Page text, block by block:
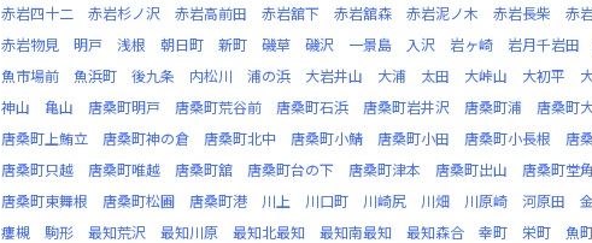
赤岩四十二
赤岩杉ノ沢 赤岩高前田 赤岩舘下 赤岩舘森 赤岩泥ノ木 赤岩長柴 赤
赤岩物見
明戸 浅根 朝日町 新町 磯草 磯沢 一景島 入沢 岩ヶ崎 岩月千岩田
魚市場前
魚浜町 後九条 内松川 浦の浜 大岩井山 大浦 太田 大峠山 大初平
神山
亀山 唐桑町明戸 唐桑町荒谷前 唐桑町石浜 唐桑町岩井沢 唐桑町浦 唐桑町
唐桑町上鮪立
唐桑町神の倉 唐桑町北中 唐桑町小鯖 唐桑町小田 唐桑町小長根 唐
唐桑町只越
唐桑町唯越 唐桑町舘 唐桑町台の下 唐桑町津本 唐桑町出山 唐桑町堂角
唐桑町東舞根
唐桑町松圃 唐桑町港 川上 川口町 川崎尻 川畑 川原崎 河原田
瘻槻
駒形 最知荒沢 最知川原 最知北最知 最知南最知 最知森合 幸町 栄町 魚